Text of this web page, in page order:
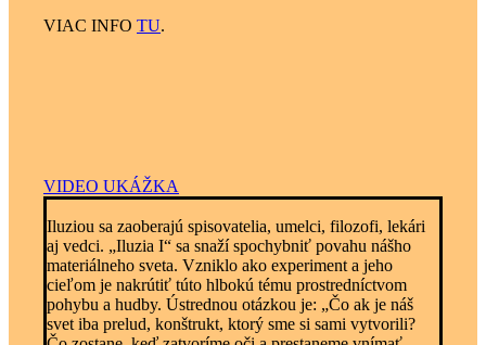
VIAC INFO TU.
VIDEO UKÁŽKA
Iluziou sa zaoberajú spisovatelia, umelci, filozofi, lekári
aj vedci. „Iluzia I“ sa snaží spochybniť povahu nášho
materiálneho sveta. Vzniklo ako experiment a jeho
cieľom je nakrútiť túto hlbokú tému prostredníctvom
pohybu a hudby. Ústrednou otázkou je: „Čo ak je náš
svet iba prelud, konštrukt, ktorý sme si sami vytvorili?